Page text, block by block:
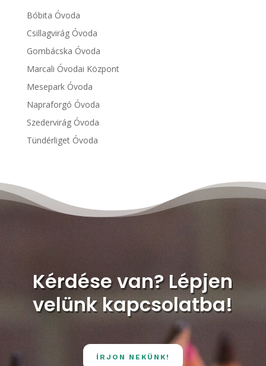
Bóbita Óvoda
Csillagvirág Óvoda
Gombácska Óvoda
Marcali Óvodai Központ
Mesepark Óvoda
Napraforgó Óvoda
Szedervirág Óvoda
Tündérliget Óvoda
Kérdése van? Lépjen
velünk kapcsolatba!
ÍRJON NEKÜNK!